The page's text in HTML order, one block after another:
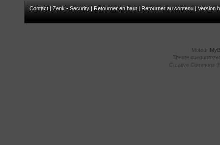
Contact | Zenk - Security | Retourner en haut | Retourner au contenu | Version
Moteur
Theme
Creative Commons